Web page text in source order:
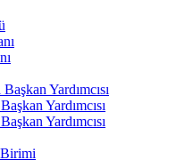
Yardımcısı
Yardımcısı
Yardımcısı
Birimi